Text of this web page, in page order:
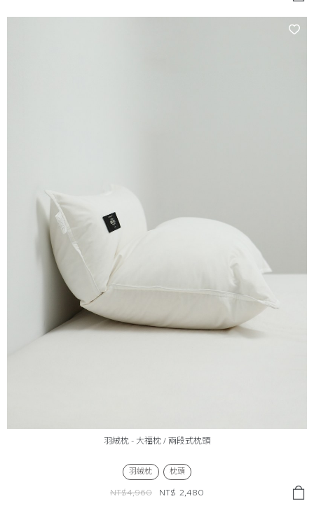
羽絨枕 - 大福枕 / 兩段式枕頭
羽絨枕 枕頭
NT$4,960 NT$ 2,480